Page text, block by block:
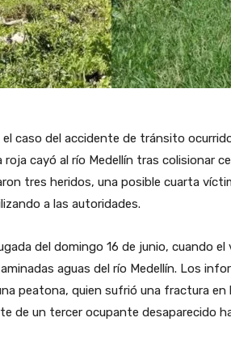
caso del accidente de tránsito
cayó al río Medellín tras colisionar
tres heridos, una posible cuarta
a las autoridades.
del domingo 16 de junio, cuando
aguas del río Medellín. Los
peatona, quien sufrió una fractura en
de un tercer ocupante desaparecido